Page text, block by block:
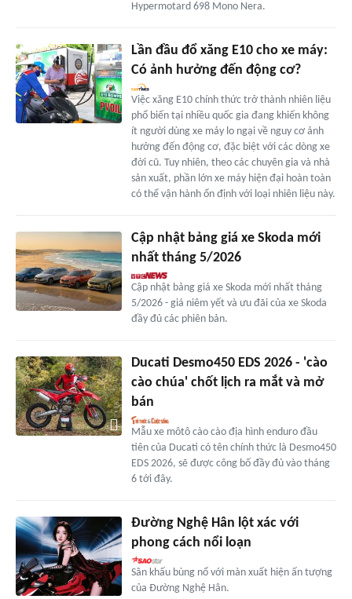
Hypermotard 698 Mono Nera.
Lần đầu đổ xăng E10 cho xe máy:
Có ảnh hưởng đến động cơ?
Việc xăng E10 chính thức trở thành nhiên liệu
phổ biến tại nhiều quốc gia đang khiến không
ít người dùng xe máy lo ngại về nguy cơ ảnh
hưởng đến động cơ, đặc biệt với các dòng xe
đời cũ. Tuy nhiên, theo các chuyên gia và nhà
sản xuất, phần lớn xe máy hiện đại hoàn toàn
có thể vận hành ổn định với loại nhiên liệu này.
Cập nhật bảng giá xe Skoda mới
nhất tháng 5/2026
Cập nhật bảng giá xe Skoda mới nhất tháng
5/2026 - giá niêm yết và ưu đãi của xe Skoda
đầy đủ các phiên bản.
Ducati Desmo450 EDS 2026 - 'cào
cào chúa' chốt lịch ra mắt và mở
bán
Mẫu xe môtô cào cào địa hình enduro đầu
tiên của Ducati có tên chính thức là Desmo450
EDS 2026, sẽ được công bố đầy đủ vào tháng
6 tới đây.
Đường Nghệ Hân lột xác với
phong cách nổi loạn
Sân khấu bùng nổ với màn xuất hiện ấn tượng
của Đường Nghệ Hân.